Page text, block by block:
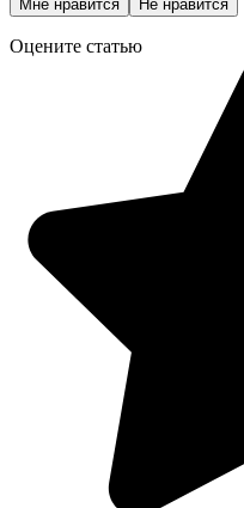
Мне нравится Не нравится
Оцените статью